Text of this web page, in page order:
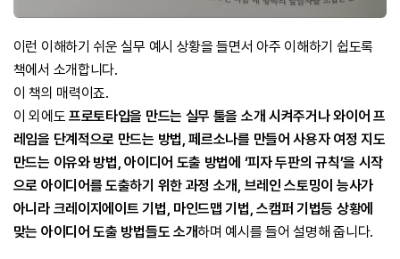
이런 이해하기 쉬운 실무 예시 상황을 들면서 아주 이해하기 쉽도록
책에서 소개합니다.
이 책의 매력이죠.
이 외에도 프로토타입을 만드는 실무 툴을 소개 시켜주거나 와이어 프
레임을 단계적으로 만드는 방법, 페르소나를 만들어 사용자 여정 지도
만드는 이유와 방법, 아이디어 도출 방법에 ‘피자 두판의 규칙’을 시작
으로 아이디어를 도출하기 위한 과정 소개, 브레인 스토밍이 능사가
아니라 크레이지에이트 기법, 마인드맵 기법, 스캠퍼 기법등 상황에
맞는 아이디어 도출 방법들도 소개하며 예시를 들어 설명해 줍니다.